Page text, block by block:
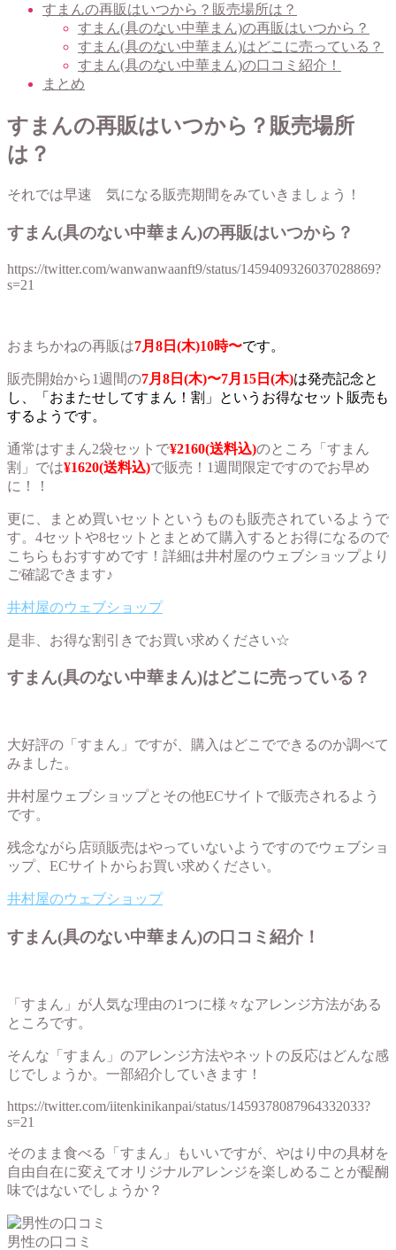
すまんの再販はいつから？販売場所は？
すまん(具のない中華まん)の再販はいつから？
すまん(具のない中華まん)はどこに売っている？
すまん(具のない中華まん)の口コミ紹介！
まとめ
すまんの再販はいつから？販売場所
は？
それでは早速 気になる販売期間をみていきましょう！
すまん(具のない中華まん)の再販はいつから？
https://twitter.com/wanwanwaanft9/status/1459409326037028869?
s=21
おまちかねの再販は7月8日 (木)10時〜です。
販売開始から1週間の7月8日(木)〜7月15日(木)は発売記念と
し、「おまたせしてすまん！割」というお得なセット販売も
するようです。
通常はすまん2袋セットで¥2160(送料込)のところ「すまん
割」では¥1620(送料込)で販売！1週間限定ですのでお早め
に！！
更に、まとめ買いセットというものも販売されているようで
す。4セットや8セットとまとめて購入するとお得になるので
こちらもおすすめです！詳細は井村屋のウェブショップより
ご確認できます♪
井村屋のウェブショップ
是非、お得な割引きでお買い求めください☆
すまん(具のない中華まん)はどこに売っている？
大好評の「すまん」ですが、購入はどこでできるのか調べて
みました。
井村屋ウェブショップとその他ECサイトで販売されるよう
です。
残念ながら店頭販売はやっていないようですのでウェブショ
ップ、ECサイトからお買い求めください。
井村屋のウェブショップ
すまん(具のない中華まん)の口コミ紹介！
「すまん」が人気な理由の1つに様々なアレンジ方法がある
ところです。
そんな「すまん」のアレンジ方法やネットの反応はどんな感
じでしょうか。一部紹介していきます！
https://twitter.com/iitenkinikanpai/status/1459378087964332033?
s=21
そのまま食べる「すまん」もいいですが、やはり中の具材を
自由自在に変えてオリジナルアレンジを楽しめることが醍醐
味ではないでしょうか？
男性の口コミ